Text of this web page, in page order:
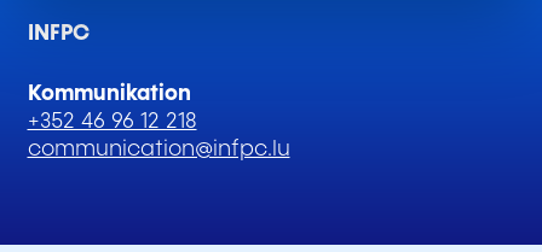
INFPC
Kommunikation
+352 46 96 12 218
communication@infpc.lu